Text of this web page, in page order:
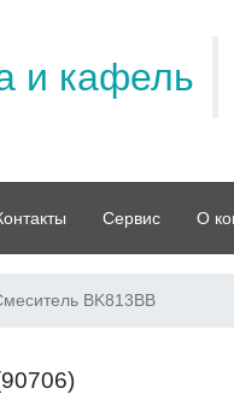
и кафель
Сервис О
BK813BB
90706)